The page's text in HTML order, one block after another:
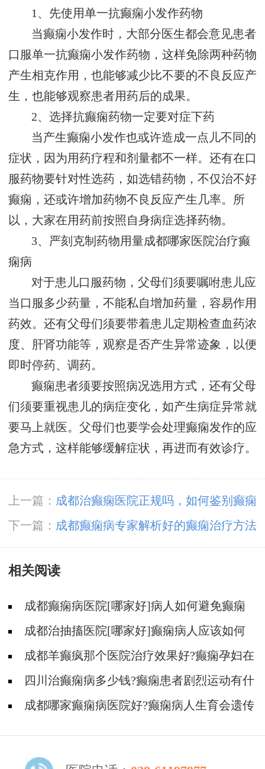
1、先使用单一抗癫痫小发作药物
当癫痫小发作时，大部分医生都会意见患者
口服单一抗癫痫小发作药物，这样免除两种药物
产生相克作用，也能够减少比不要的不良反应产
生，也能够观察患者用药后的成果。
2、选择抗癫痫药物一定要对症下药
当产生癫痫小发作也或许造成一点儿不同的
症状，因为用药疗程和剂量都不一样。还有在口
服药物要针对性选药，如选错药物，不仅治不好
癫痫，还或许增加药物不良反应产生几率。所
以，大家在用药前按照自身病症选择药物。
3、严刻克制药物用量成都哪家医院治疗癫
痫病
对于患儿口服药物，父母们须要嘱咐患儿应
当口服多少药量，不能私自增加药量，容易作用
药效。还有父母们须要带着患儿定期检查血药浓
度、肝肾功能等，观察是否产生异常迹象，以便
即时停药、调药。
癫痫患者须要按照病况选用方式，还有父母
们须要重视患儿的病症变化，如产生病症异常就
要马上就医。父母们也要学会处理癫痫发作的应
急方式，这样能够缓解症状，再进而有效诊疗。
上一篇： 成都治癫痫医院正规吗，如何鉴别癫痫
病和呼吸功能障碍病症?
下一篇： 成都癫痫病专家解析好的癫痫治疗方法
相关阅读
成都癫痫病医院[哪家好]病人如何避免癫痫
发作?成都治抽搐医院[哪家好]癫痫病人应该如何
护理？成都羊癫疯那个医院治疗效果好?癫痫孕妇在
生活中要注意什么?
四川治癫痫病多少钱?癫痫患者剧烈运动有什
么危害?
成都哪家癫痫病医院好?癫痫病人生育会遗传